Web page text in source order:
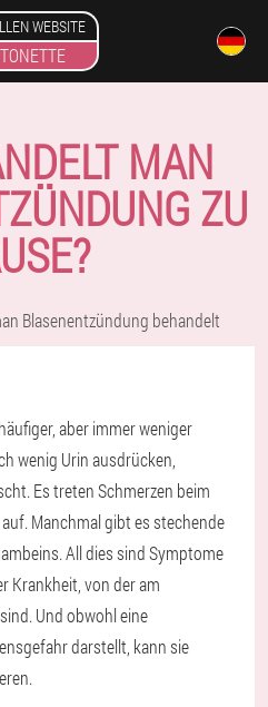
WEBSITE
MAN
ZU
Blasenentzündung behandelt
aber immer weniger
wenig Urin ausdrücken,
Es treten Schmerzen beim
Manchmal gibt es stechende
All dies sind Symptome
Krankheit, von der am
Und obwohl eine
darstellt, kann sie